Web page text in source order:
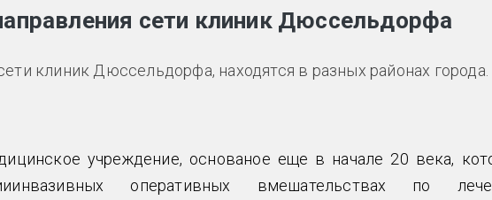
сети клиник Дюссельдорфа
клиник Дюссельдорфа, находятся в разных районах города.
учреждение, основаное еще в начале 20 века,
оперативных вмешательствах по